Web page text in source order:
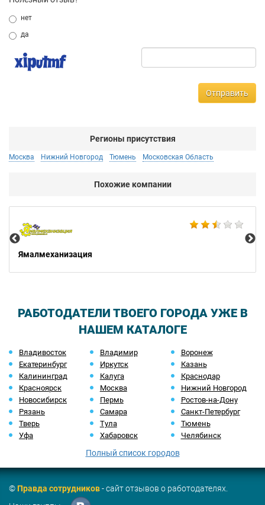
нет
да
Отправить
Регионы присутствия
Москва Нижний Новгород Тюмень Московская Область
Похожие компании
Ямалмеханизация
РАБОТОДАТЕЛИ ТВОЕГО ГОРОДА УЖЕ В
НАШЕМ КАТАЛОГЕ
Владивосток Владимир
Воронеж
Екатеринбург
Иркутск
Казань
Калининград
Калуга
Краснодар
Красноярск
Москва
Нижний Новгород
Новосибирск
Пермь
Ростов-на-Дону
Рязань
Самара
Санкт-Петербург
Тверь
Тула
Тюмень
Уфа
Хабаровск Челябинск
Полный список городов
©Правда сотрудников- сайт отзывов о работодателях.